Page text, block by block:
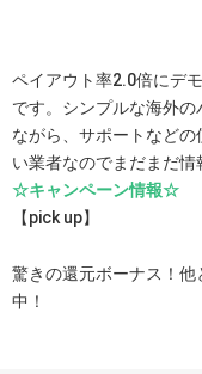
ペイアウト率2.0倍にデ
です。シンプルな海外
ながら、サポートなど
い業者なのでまだまだ情
☆キャンペーン情報☆
【pick up】
驚きの還元ボーナス！
中！